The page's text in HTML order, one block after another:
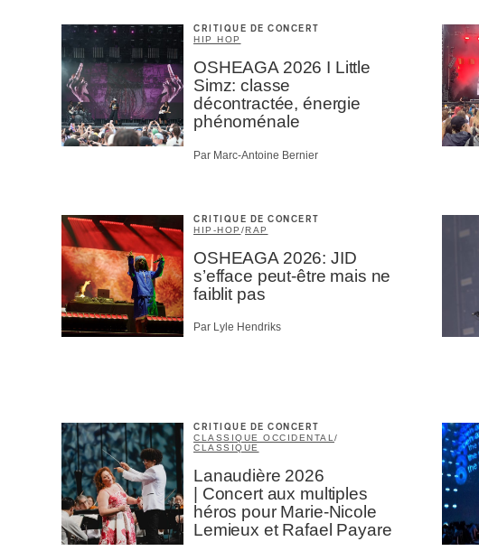
CRITIQUE DE CONCERT
HIP HOP
OSHEAGA 2026 I Little
Simz: classe
décontractée, énergie
phénoménale
Par Marc-Antoine Bernier
CRITIQUE DE CONCERT
HIP-HOP /RAP
OSHEAGA 2026: JID
s’efface peut-être mais ne
faiblit pas
Par Lyle Hendriks
CRITIQUE DE CONCERT
CLASSIQUE OCCIDENTAL/
CLASSIQUE
Lanaudière 2026
| Concert aux multiples
héros pour Marie-Nicole
Lemieux et Rafael Payare